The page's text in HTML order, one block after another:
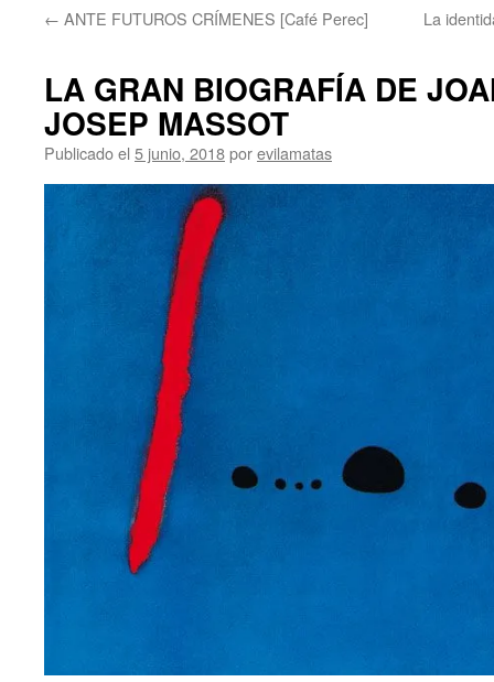
← ANTE FUTUROS CRÍMENES [Café Perec] La
LA GRAN BIOGRAFÍA DE
JOSEP MASSOT
Publicado el 5 junio, 2018porevilamatas